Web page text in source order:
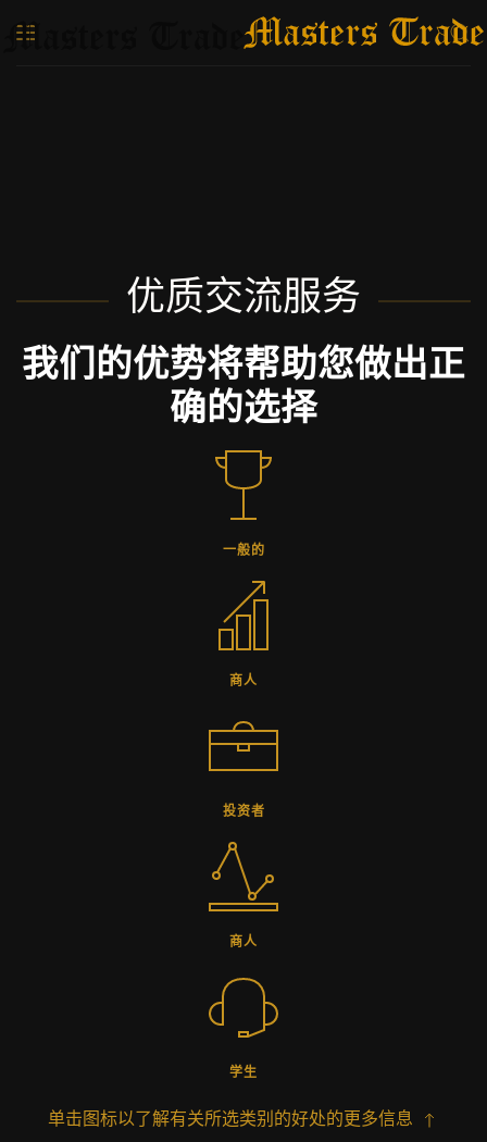
优质交流服务
我们的优势将帮助您做出正
确的选择
一般的
商人
投资者
商人
学生
单击图标以了解有关所选类别的好处的更多信息